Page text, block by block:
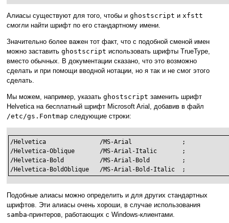
Алиасы существуют для того, чтобы и ghostscript и xfstt
смогли найти шрифт по его стандартному имени.
Значительно более важен тот факт, что с подобной сменой имен
можно заставить ghostscript использовать шрифты TrueType,
вместо обычных. В документации сказано, что это возможно
сделать и при помощи вводной нотации, но я так и не смог этого
сделать.
Мы можем, например, указать ghostscript заменить шрифт
Helvetica на бесплатный шрифт Microsoft Arial, добавив в файл
/etc/gs.Fontmap следующие строки:
/Helvetica               /MS-Arial              ;
/Helvetica-Oblique       /MS-Arial-Italic       ;
/Helvetica-Bold          /MS-Arial-Bold         ;
/Helvetica-BoldOblique   /MS-Arial-Bold-Italic  ;
Подобные алиасы можно определить и для других стандартных
шрифтов. Эти алиасы очень хороши, в случае использования
samba-принтеров, работающих с Windows-клиентами.